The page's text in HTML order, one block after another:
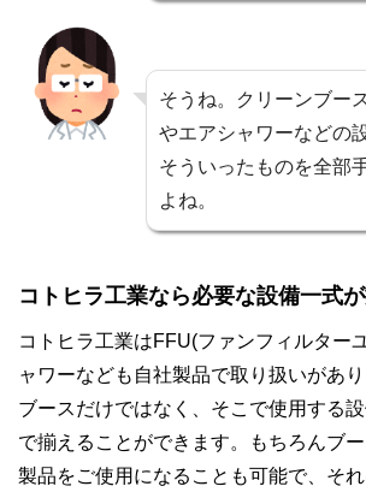
そうね。クリーンブー
やエアシャワーなどの
そういったものを全部
よね。
コトヒラ工業なら必要な設備一式
コトヒラ工業はFFU(ファンフィルター
ャワーなども自社製品で取り扱いがあり
ブースだけではなく、そこで使用する
で揃えることができます。もちろんブ
製品をご使用になることも可能で、そ